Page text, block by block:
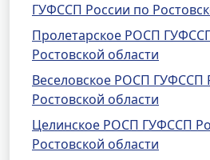
ГУФССП России по
Пролетарское РОСП
Ростовской области
Веселовское РОСП ГУФССП
Ростовской области
Целинское РОСП ГУФССП
Ростовской области